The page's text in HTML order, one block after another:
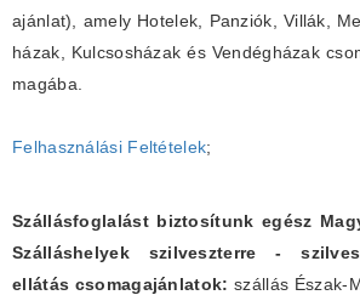
ajánlat), amely Hotelek, Panziók, Villák,
házak, Kulcsosházak és Vendégházak
magába.
Felhasználási Feltételek;
Szállásfoglalást biztosítunk egész
Szálláshelyek szilveszterre -
ellátás csomagajánlatok: szállás Észak-